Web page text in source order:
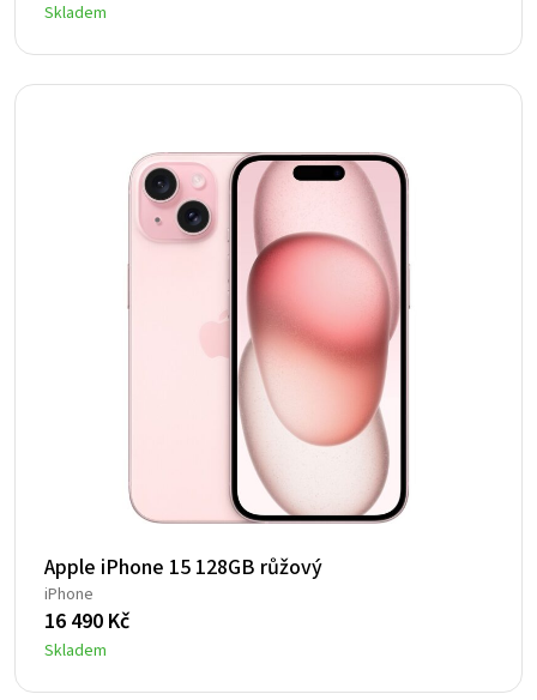
Skladem
Apple iPhone 15 128GB růžový
iPhone
16 490 Kč
Skladem